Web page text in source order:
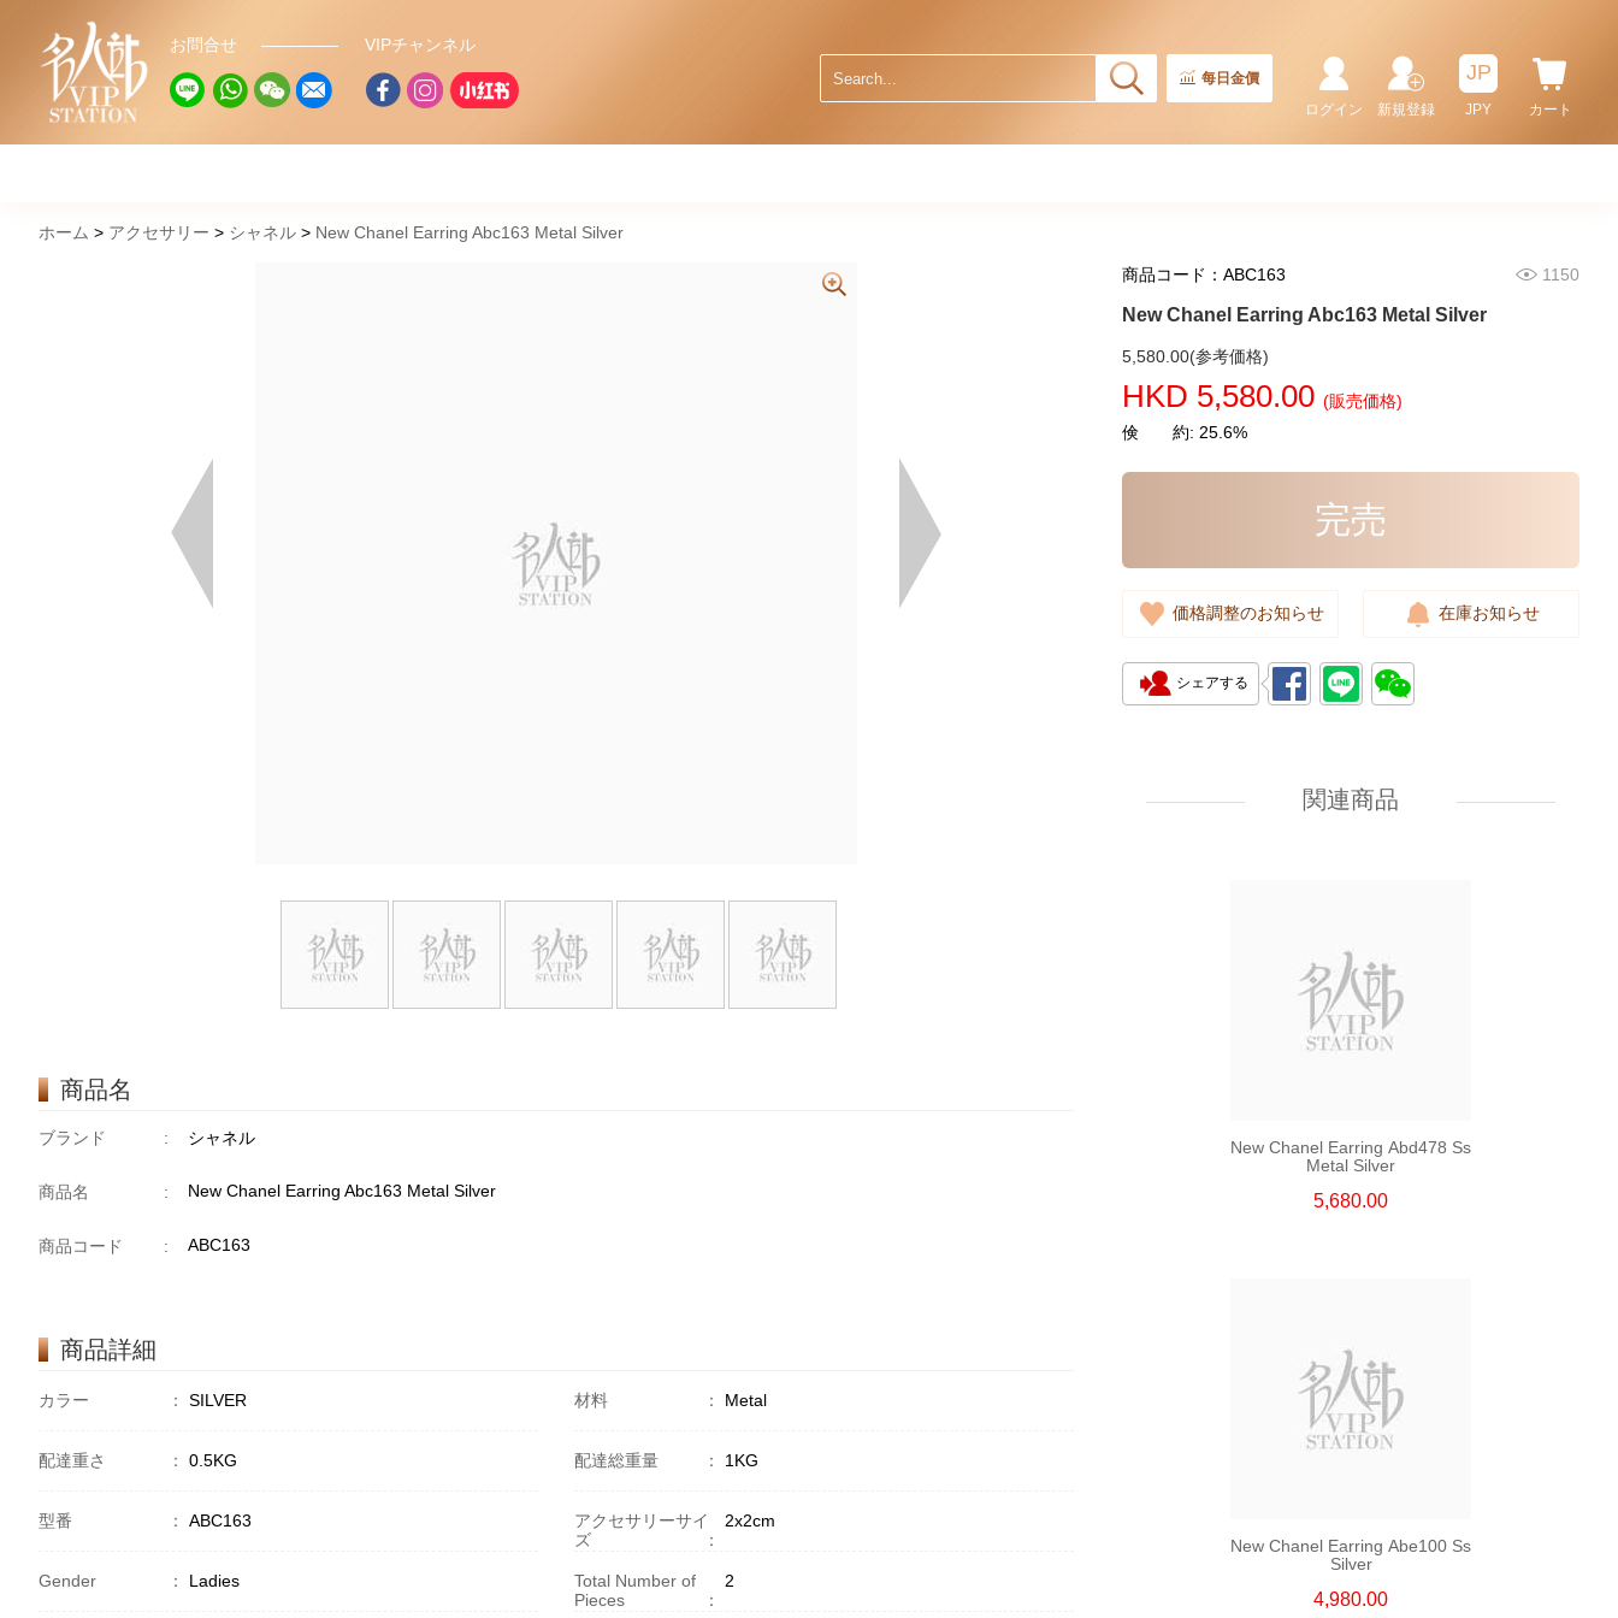
お問合せ VIPチャンネル
每日金價
カート
JP
JPY
新規登録
ログイン
ホーム アクセサリー シャネル New Chanel Earring Abc163 Metal Silver
商品名
ブランド : シャネル
商品名 : New Chanel Earring Abc163 Metal Silver
商品コード : ABC163
商品詳細
カラー ： SILVER 材料 ： Metal
配達重さ ： 0.5KG 配達総重量 ： 1KG
型番 ： ABC163
アクセサリーサイ
ズ
：
2x2cm
Gender ： Ladies
Total Number of
Pieces
：
2
商品コード：ABC163 1150
New Chanel Earring Abc163 Metal Silver
5,580.00(参考価格)
HKD 5,580.00 (販売価格)
倹 約: 25.6%
完売
価格調整のお知らせ 在庫お知らせ
シェアする
関連商品
New Chanel Earring Abf154 Gp
5,280.00
5,480.00
New Chanel Earring Abd478 Ss
Metal Silver
5,680.00
New Chanel Earring Abe100 Ss
Silver
4,980.00